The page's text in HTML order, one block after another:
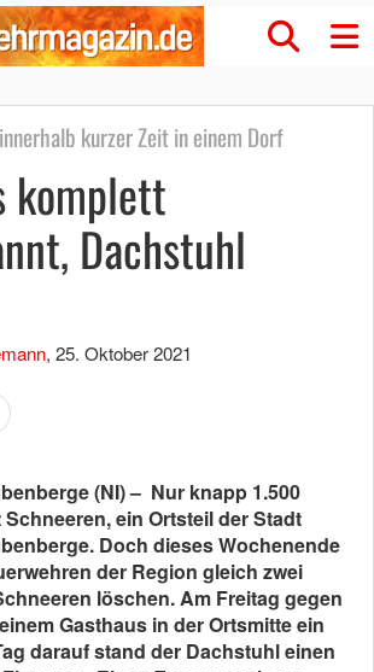
kurzer Zeit in einem Dorf
komplett
Dachstuhl
, 25. Oktober 2021
(NI) – Nur knapp 1.500
ein Ortsteil der Stadt
Doch dieses Wochenende
der Region gleich zwei
löschen. Am Freitag gegen
Gasthaus in der Ortsmitte ein
darauf stand der Dachstuhl einen